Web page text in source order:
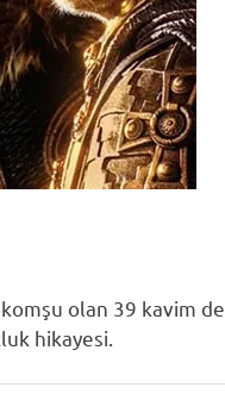
olan 39 kavim de
hikayesi.